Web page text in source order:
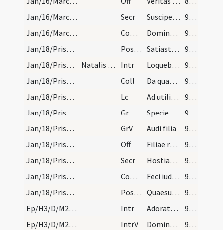
Jan/16/Marcellus papa/M2/Mass Propers
Secr Suscipe Domine quaesumus munera dignanter oblata ... provenire concede.
90 (9v)
Jan/16/Marcellus papa/M2/Mass Propers
Comm Domine quinque talenta
90 (9v)
Jan/18/Prisca/M2/Mass Propers/1
Postcomm Satiasti Domine familiam tuam muneribus sacris ... sollemnia celebramus.
90 (9v)
Jan/18/Prisca/M2/Mass Propers
Natalis sanctae Priscae virginis Intr Loquebar de testimoniis
90 (9v)
Jan/18/Prisca/M2/Mass Propers
Coll Da quaesumus omnipotens Deus ut qui beatae Priscae ... proficiamus exemplo.
90 (9v)
Jan/18/Prisca/M2/Mass Propers
Lc Ad utilitatem vestram dico
90 (9v)
Jan/18/Prisca/M2/Mass Propers
Gr Specie tua
90 (9v)
Jan/18/Prisca/M2/Mass Propers
GrV Audi filia
90 (9v)
Jan/18/Prisca/M2/Mass Propers
Off Filiae regum
90 (9v)
Jan/18/Prisca/M2/Mass Propers
Secr Hostias Domine quaesumus quam sanctorum tuorum natalicia recensentes offerimus ... dona concilient.
90 (9v)
Jan/18/Prisca/M2/Mass Propers
Comm Feci iudicium
90 (9v)
Jan/18/Prisca/M2/Mass Propers/2
Postcomm Quaesumus Domine salutaribus repleti mysteriis ... orationibus adiuvemur.
91 (10r)
Ep/H3/D/M2/Mass Propers
Intr Adorate Deum
91 (10r)
Ep/H3/D/M2/Mass Propers
IntrV Dominus regnavit exsultet terra
91 (10r)